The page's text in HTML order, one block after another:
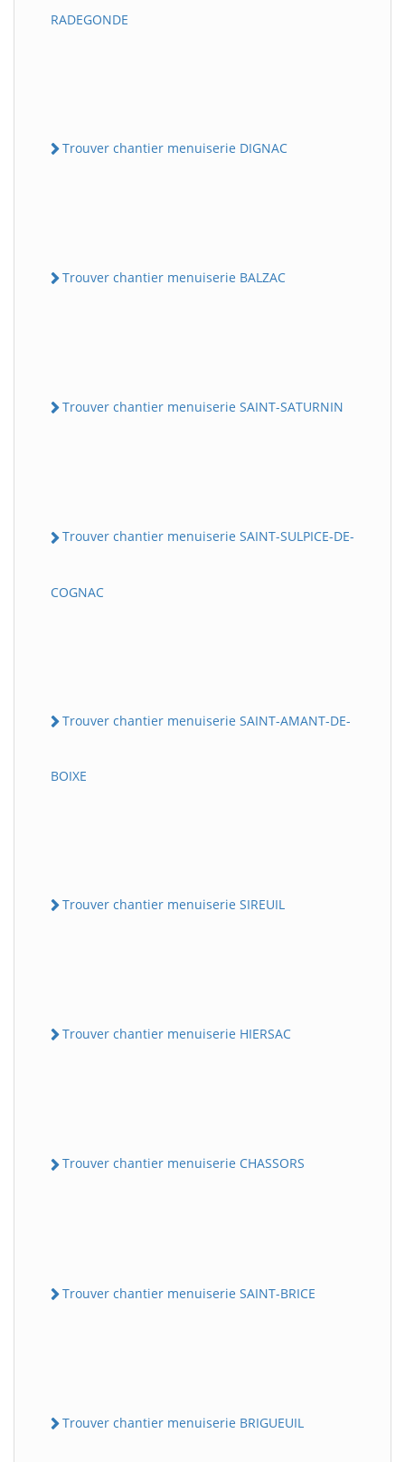
RADEGONDE
Trouver chantier menuiserie DIGNAC
Trouver chantier menuiserie BALZAC
Trouver chantier menuiserie SAINT-SATURNIN
Trouver chantier menuiserie SAINT-SULPICE-DE-
COGNAC
Trouver chantier menuiserie SAINT-AMANT-DE-
BOIXE
Trouver chantier menuiserie SIREUIL
Trouver chantier menuiserie HIERSAC
Trouver chantier menuiserie CHASSORS
Trouver chantier menuiserie SAINT-BRICE
Trouver chantier menuiserie BRIGUEUIL